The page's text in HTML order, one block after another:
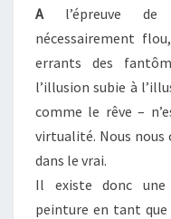
A l’épreuve de
nécessairement
errants des
l’illusion subie à
comme le rêve –
virtualité. Nous nous
dans le vrai.
Il existe donc
peinture en tant que